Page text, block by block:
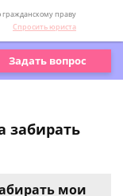
праву
Спросить юриста
Задать вопрос
забирать
мои